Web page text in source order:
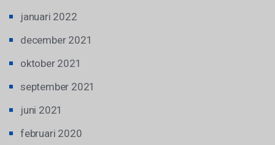
januari 2022
december 2021
oktober 2021
september 2021
juni 2021
februari 2020